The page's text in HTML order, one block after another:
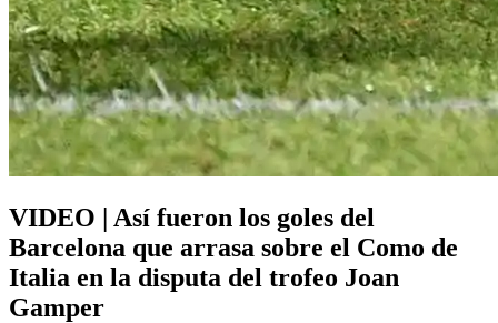
VIDEO | Así fueron los goles del
Barcelona que arrasa sobre el Como de
Italia en la disputa del trofeo Joan
Gamper